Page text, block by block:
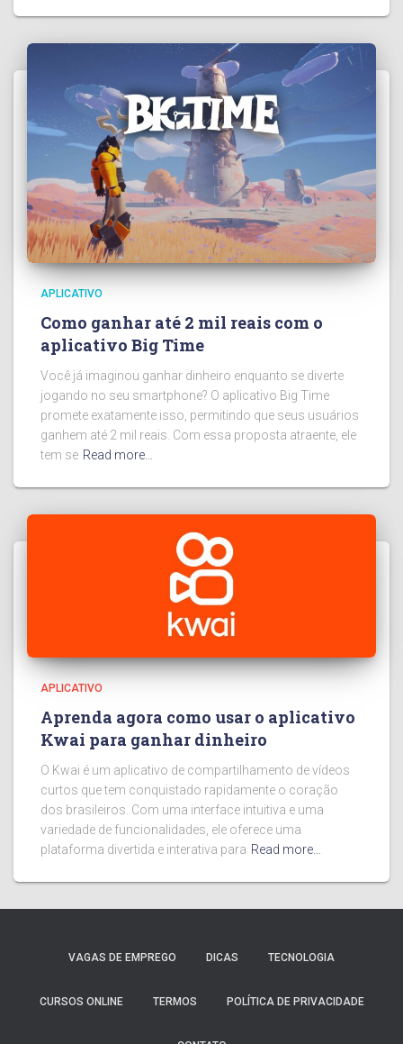
APLICATIVO
Como ganhar até 2 mil reais com o
aplicativo Big Time
Você já imaginou ganhar dinheiro enquanto se diverte
jogando no seu smartphone? O aplicativo Big Time
promete exatamente isso, permitindo que seus usuários
ganhem até 2 mil reais. Com essa proposta atraente, ele
tem se Read more…
APLICATIVO
Aprenda agora como usar o aplicativo
Kwai para ganhar dinheiro
O Kwai é um aplicativo de compartilhamento de vídeos
curtos que tem conquistado rapidamente o coração
dos brasileiros. Com uma interface intuitiva e uma
variedade de funcionalidades, ele oferece uma
plataforma divertida e interativa para Read more…
VAGAS DE EMPREGO DICAS TECNOLOGIA
CURSOS ONLINE TERMOS POLÍTICA DE PRIVACIDADE